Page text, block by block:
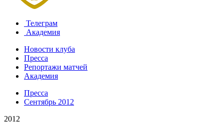
Телеграм
Академия
Новости клуба
Пресса
Репортажи матчей
Академия
Пресса
Сентябрь 2012
2012